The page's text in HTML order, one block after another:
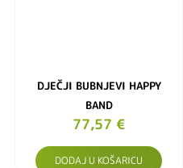
DJEČJI BUBNJEVI HAPPY
BAND
77,57 €
DODAJ U KOŠARICU